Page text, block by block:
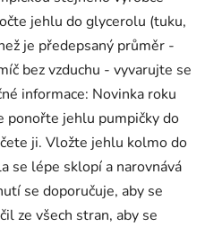
jehlu do glycerolu (tuku,
je předepsaný průměr -
bez vzduchu - vyvarujte se
informace: Novinka roku
ponořte jehlu pumpičky do
ji. Vložte jehlu kolmo do
se lépe sklopí a narovnává
se doporučuje, aby se
ze všech stran, aby se